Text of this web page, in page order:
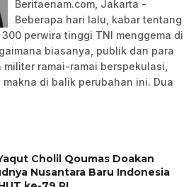
Beritaenam.com, Jakarta -
Beberapa hari lalu, kabar tentang
perwira tinggi TNI menggema di
biasanya, publik dan para
ramai-ramai berspekulasi,
di balik perubahan ini. Dua
Cholil Qoumas Doakan
Nusantara Baru Indonesia